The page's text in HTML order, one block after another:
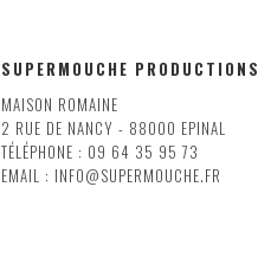
SUPERMOUCHE PRODUCTIONS
MAISON ROMAINE
2 RUE DE NANCY - 88000 EPINAL
TÉLÉPHONE : 09 64 35 95 73
EMAIL : INFO@SUPERMOUCHE.FR